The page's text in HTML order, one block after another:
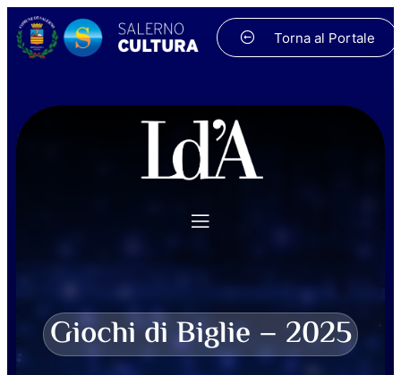
Torna al Portale
Giochi di Biglie – 2025